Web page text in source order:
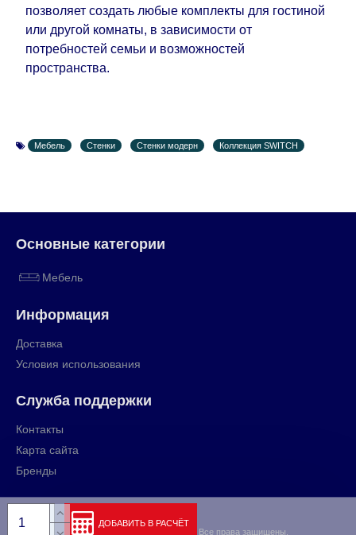
ДОБАВИТЬ В РАСЧЁТ
позволяет создать любые комплекты для гостиной
или другой комнаты, в зависимости от
потребностей семьи и возможностей
пространства.
Мебель Стенки Стенки модерн Коллекция SWITCH
Основные категории
Мебель
Информация
Доставка
Условия использования
Служба поддержки
Контакты
Карта сайта
Бренды
Copyright © 2009-2024, rihut.org, Все права защищены.